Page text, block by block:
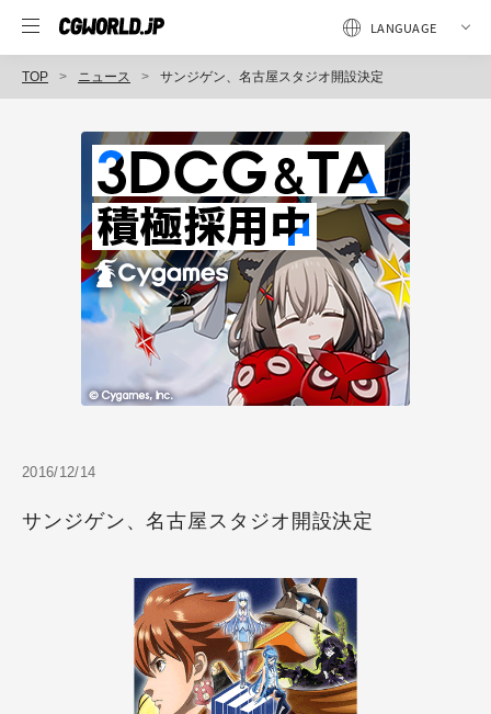
TOP ニュース サンジゲン、名古屋スタジオ開設決定
2016/12/14
サンジゲン、名古屋スタジオ開設決定